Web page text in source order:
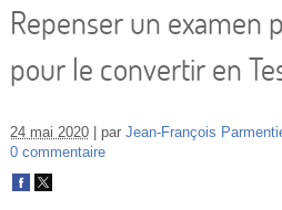
Retours
IA
Repenser un examen
pour le convertir en
24 mai 2020 par Jean-François
0 commentaire